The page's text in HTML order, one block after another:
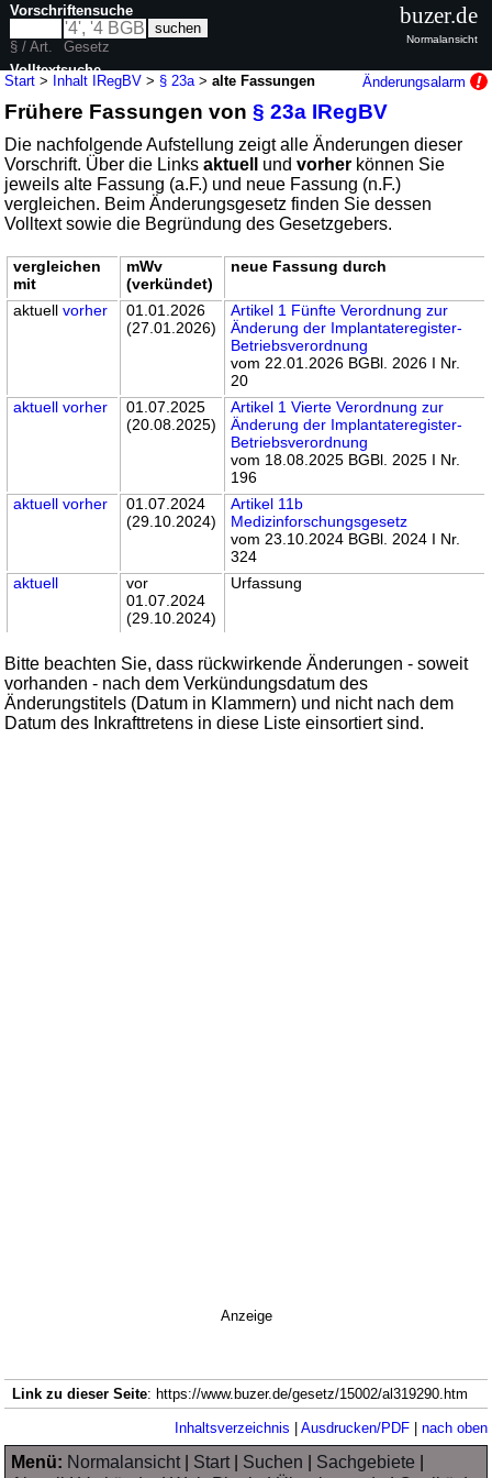
Start > Inhalt IRegBV > § 23a >alte Fassungen Änderungsalarm
Frühere Fassungen von§ 23a IRegBV
Die nachfolgende Aufstellung zeigt alle Änderungen dieser
Vorschrift. Über die Linksaktuell undvorher können Sie
jeweils alte Fassung (a.F.) und neue Fassung (n.F.)
vergleichen. Beim Änderungsgesetz finden Sie dessen
Volltext sowie die Begründung des Gesetzgebers.
vergleichen
mit
mWv
(verkündet)
neue Fassung durch
aktuellvorher
01.01.2026
(27.01.2026)
Artikel 1 Fünfte Verordnung zur
Änderung der Implantateregister-
Betriebsverordnung
vom 22.01.2026 BGBl. 2026 I Nr.
20
aktuell vorher
01.07.2025
(20.08.2025)
Artikel 1 Vierte Verordnung zur
Änderung der Implantateregister-
Betriebsverordnung
vom 18.08.2025 BGBl. 2025 I Nr.
196
aktuell vorher
01.07.2024
(29.10.2024)
Artikel 11b
Medizinforschungsgesetz
vom 23.10.2024 BGBl. 2024 I Nr.
324
aktuell
vor
01.07.2024
(29.10.2024)
Urfassung
Bitte beachten Sie, dass rückwirkende Änderungen - soweit
vorhanden - nach dem Verkündungsdatum des
Änderungstitels (Datum in Klammern) und nicht nach dem
Datum des Inkrafttretens in diese Liste einsortiert sind.
Vorschriftensuche
§ / Art.
Gesetz
Volltextsuche
nur in IRegBV
buzer.de
Normalansicht
Anzeige
Link zu dieser Seite: https://www.buzer.de/gesetz/15002/al319290.htm
Inhaltsverzeichnis | Ausdrucken/PDF| nach oben
Menü: Normalansicht| Start| Suchen Sachgebiete